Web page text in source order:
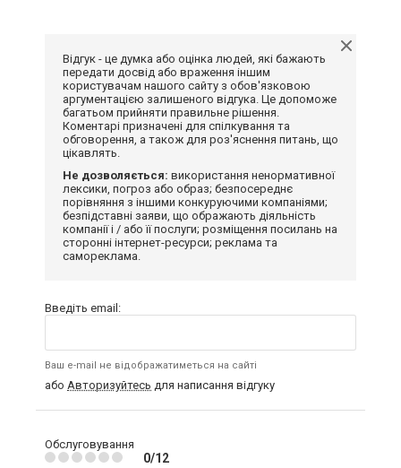
Відгук - це думка або оцінка людей, які бажають
передати досвід або враження іншим
користувачам нашого сайту з обов'язковою
аргументацією залишеного відгука. Це допоможе
багатьом прийняти правильне рішення.
Коментарі призначені для спілкування та
обговорення, а також для роз'яснення питань, що
цікавлять.
Не дозволяється: використання ненормативної
лексики, погроз або образ; безпосереднє
порівняння з іншими конкуруючими компаніями;
безпідставні заяви, що ображають діяльність
компанії і / або її послуги; розміщення посилань на
сторонні інтернет-ресурси; реклама та
самореклама.
Введіть email:
Ваш e-mail не відображатиметься на сайті
або Авторизуйтесь для написання відгуку
Обслуговування
0/12